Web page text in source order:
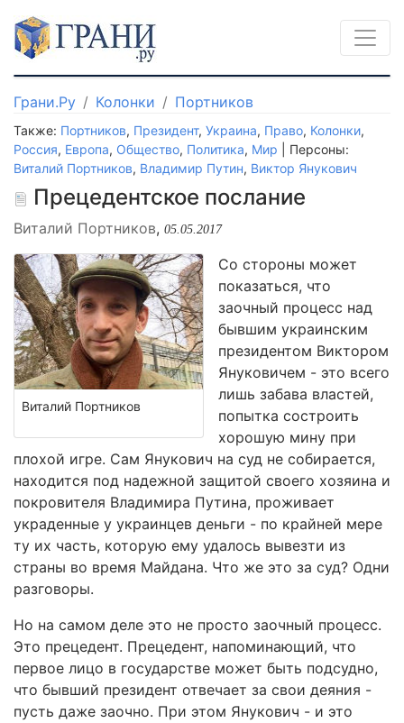
Грани.Ру Колонки Портников
Также: Портников, Президент, Украина, Право, Колонки,
Россия, Европа, Общество, Политика, Мир | Персоны:
Виталий Портников, Владимир Путин, Виктор Янукович
Прецедентское послание
Виталий Портников, 05.05.2017
Виталий Портников
Со стороны может
показаться, что
заочный процесс над
бывшим украинским
президентом Виктором
Януковичем - это всего
лишь забава властей,
попытка состроить
хорошую мину при
плохой игре. Сам Янукович на суд не собирается,
находится под надежной защитой своего хозяина и
покровителя Владимира Путина, проживает
украденные у украинцев деньги - по крайней мере
ту их часть, которую ему удалось вывезти из
страны во время Майдана. Что же это за суд? Одни
разговоры.
Но на самом деле это не просто заочный процесс.
Это прецедент. Прецедент, напоминающий, что
первое лицо в государстве может быть подсудно,
что бывший президент отвечает за свои деяния -
пусть даже заочно. При этом Янукович - и это